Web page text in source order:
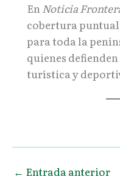
EnNoticia
cobertura puntual
para toda la
quienes
turística y
← Entrada anterior